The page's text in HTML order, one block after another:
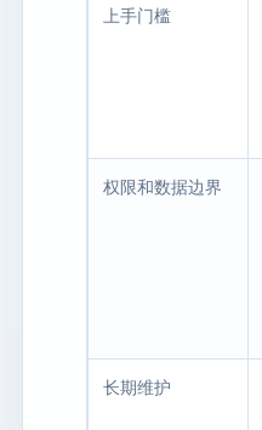
上手门槛
权限和数据边界
长期维护